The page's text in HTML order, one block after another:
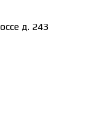
д. 243